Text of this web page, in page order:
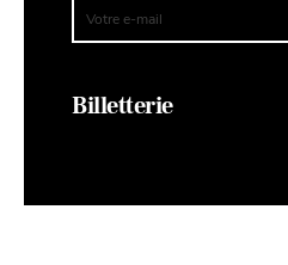
Billetterie